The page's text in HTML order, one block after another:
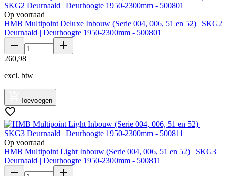
Op voorraad
HMB Multipoint Deluxe Inbouw (Serie 004, 006, 51 en 52) | SKG2
Deurnaald | Deurhoogte 1950-2300mm - 500801
260,98
excl. btw
Toevoegen
Op voorraad
HMB Multipoint Light Inbouw (Serie 004, 006, 51 en 52) | SKG3
Deurnaald | Deurhoogte 1950-2300mm - 500811